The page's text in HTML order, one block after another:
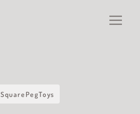
SquarePegToys